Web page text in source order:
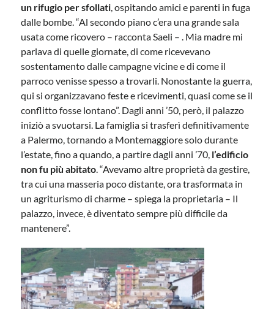
un rifugio per sfollati, ospitando amici e parenti in fuga
dalle bombe. “Al secondo piano c’era una grande sala
usata come ricovero – racconta Saeli – . Mia madre mi
parlava di quelle giornate, di come ricevevano
sostentamento dalle campagne vicine e di come il
parroco venisse spesso a trovarli. Nonostante la guerra,
qui si organizzavano feste e ricevimenti, quasi come se il
conflitto fosse lontano”. Dagli anni ’50, però, il palazzo
iniziò a svuotarsi. La famiglia si trasferì definitivamente
a Palermo, tornando a Montemaggiore solo durante
l’estate, fino a quando, a partire dagli anni ’70, l’edificio
non fu più abitato. “Avevamo altre proprietà da gestire,
tra cui una masseria poco distante, ora trasformata in
un agriturismo di charme – spiega la proprietaria – Il
palazzo, invece, è diventato sempre più difficile da
mantenere”.